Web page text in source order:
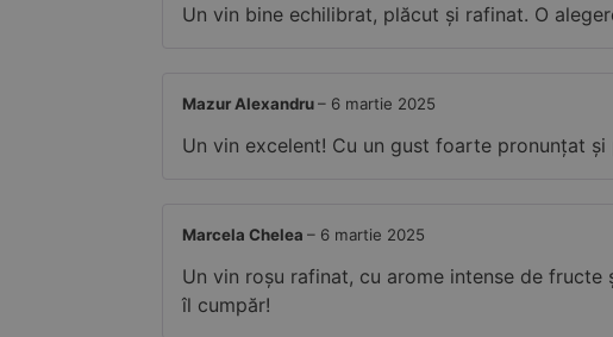
Un vin bine echilibrat, plăcut și rafinat. O
Mazur Alexandru– 6 martie 2025
Un vin excelent! Cu un gust foarte pronunțat
Marcela Chelea – 6 martie 2025
Un vin roșu rafinat, cu arome intense de
îl cumpăr!